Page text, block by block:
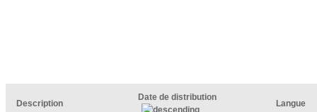
Description
Date de distribution
Langue